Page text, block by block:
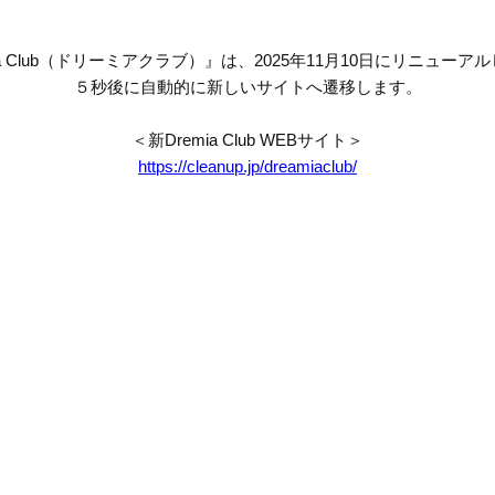
Club（ドリーミアクラブ）』は、2025年11月10日にリニューアル
５秒後に自動的に新しいサイトへ遷移します。
＜新Dremia Club WEBサイト＞
https://cleanup.jp/dreamiaclub/